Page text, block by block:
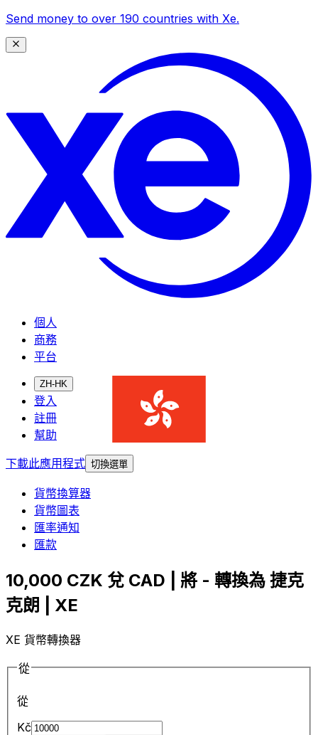
Send money to over 190 countries with Xe.
個人
商務
平台
ZH-HK
登入
註冊
幫助
下載此應用程式 切換選單
貨幣換算器
貨幣圖表
匯率通知
匯款
10,000 CZK 兌 CAD | 將 - 轉換為 捷克
克朗 | XE
XE 貨幣轉換器
從
從
Kč